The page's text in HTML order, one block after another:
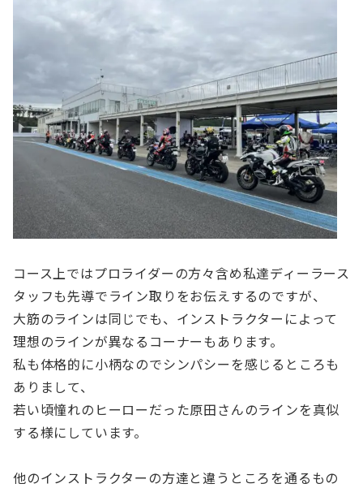
コース上ではプロライダーの方々含め私達ディーラース
タッフも先導でライン取りをお伝えするのですが、
大筋のラインは同じでも、インストラクターによって
理想のラインが異なるコーナーもあります。
私も体格的に小柄なのでシンパシーを感じるところも
ありまして、
若い頃憧れのヒーローだった原田さんのラインを真似
する様にしています。
他のインストラクターの方達と違うところを通るもの